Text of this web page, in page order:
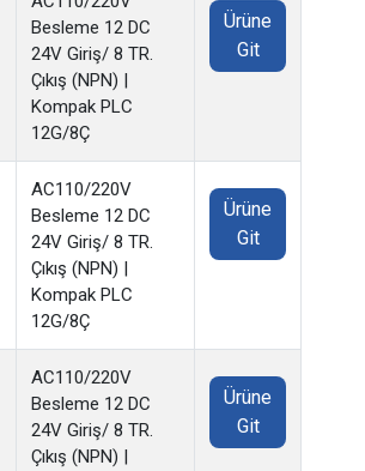
Besleme 12 DC
24V Giriş/ 8 TR.
Çıkış (NPN) |
Kompak PLC
12G/8Ç
Ürüne
Git
AC110/220V
Besleme 12 DC
24V Giriş/ 8 TR.
Çıkış (NPN) |
Kompak PLC
12G/8Ç
Ürüne
Git
AC110/220V
Besleme 12 DC
24V Giriş/ 8 TR.
Çıkış (NPN) |
Ürüne
Git